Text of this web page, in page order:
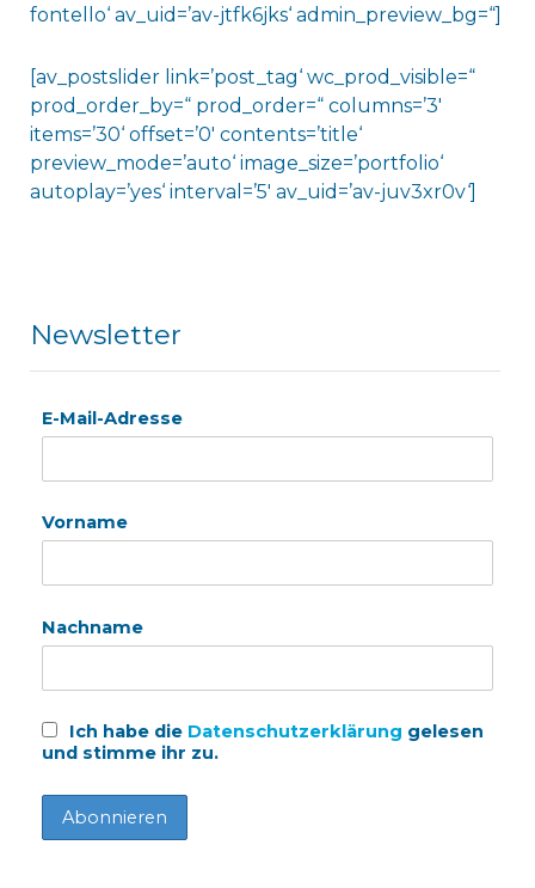
fontello‘ av_uid=’av-jtfk6jks‘ admin_preview_bg=“]
[av_postslider link=’post_tag‘ wc_prod_visible=“
prod_order_by=“ prod_order=“ columns=’3′
items=’30‘ offset=’0′ contents=’title‘
preview_mode=’auto‘ image_size=’portfolio‘
autoplay=’yes‘ interval=’5′ av_uid=’av-juv3xr0v‘]
Newsletter
E-Mail-Adresse
Vorname
Nachname
Ich habe die Datenschutzerklärung gelesen
und stimme ihr zu.